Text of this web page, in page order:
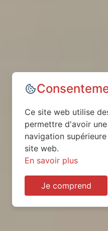
Ce site web utilise
permettre d'avoir
navigation
site web.
En savoir plus
Je comprend